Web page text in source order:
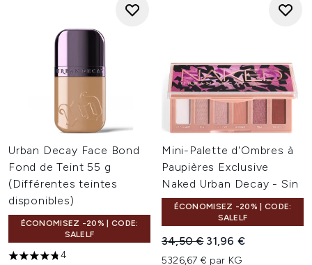
Urban Decay Face Bond
Fond de Teint 55 g
(Différentes teintes
disponibles)
ÉCONOMISEZ -20% | CODE:
SALELF
4.75 étoiles sur un maximum de 5
4
Mini-Palette d'Ombres à
Paupières Exclusive
Naked Urban Decay - Sin
ÉCONOMISEZ -20% | CODE:
SALELF
Prix de vente :
34,50 € Prix ​​actuel :
31,96 €
5326,67 € par KG